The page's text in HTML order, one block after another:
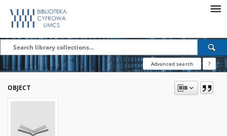
Advanced search ?
OBJECT